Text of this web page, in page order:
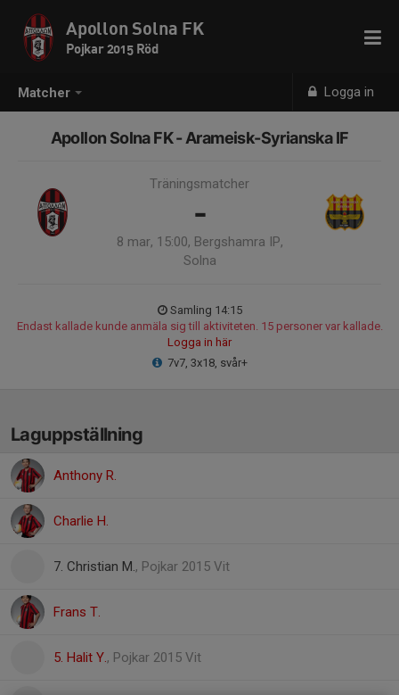
Matcher Logga in
Apollon Solna FK
Pojkar 2015 Röd
Apollon Solna FK - Arameisk-Syrianska IF
Träningsmatcher
-
8 mar, 15:00, Bergshamra IP,
Solna
Samling 14:15
Endast kallade kunde anmäla sig till aktiviteten. 15 personer var kallade.
Logga in här
7v7, 3x18, svår+
Laguppställning
Anthony R.
Charlie H.
7. Christian M., Pojkar 2015 Vit
Frans T.
5. Halit Y., Pojkar 2015 Vit